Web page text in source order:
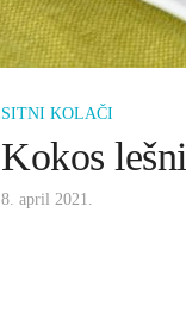
SITNI KOLAČI
Kokos
8. april 2021.